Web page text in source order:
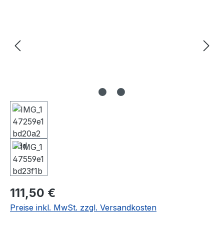
Regulärer Preis:
111,50 €
Preise inkl. MwSt. zzgl. Versandkosten